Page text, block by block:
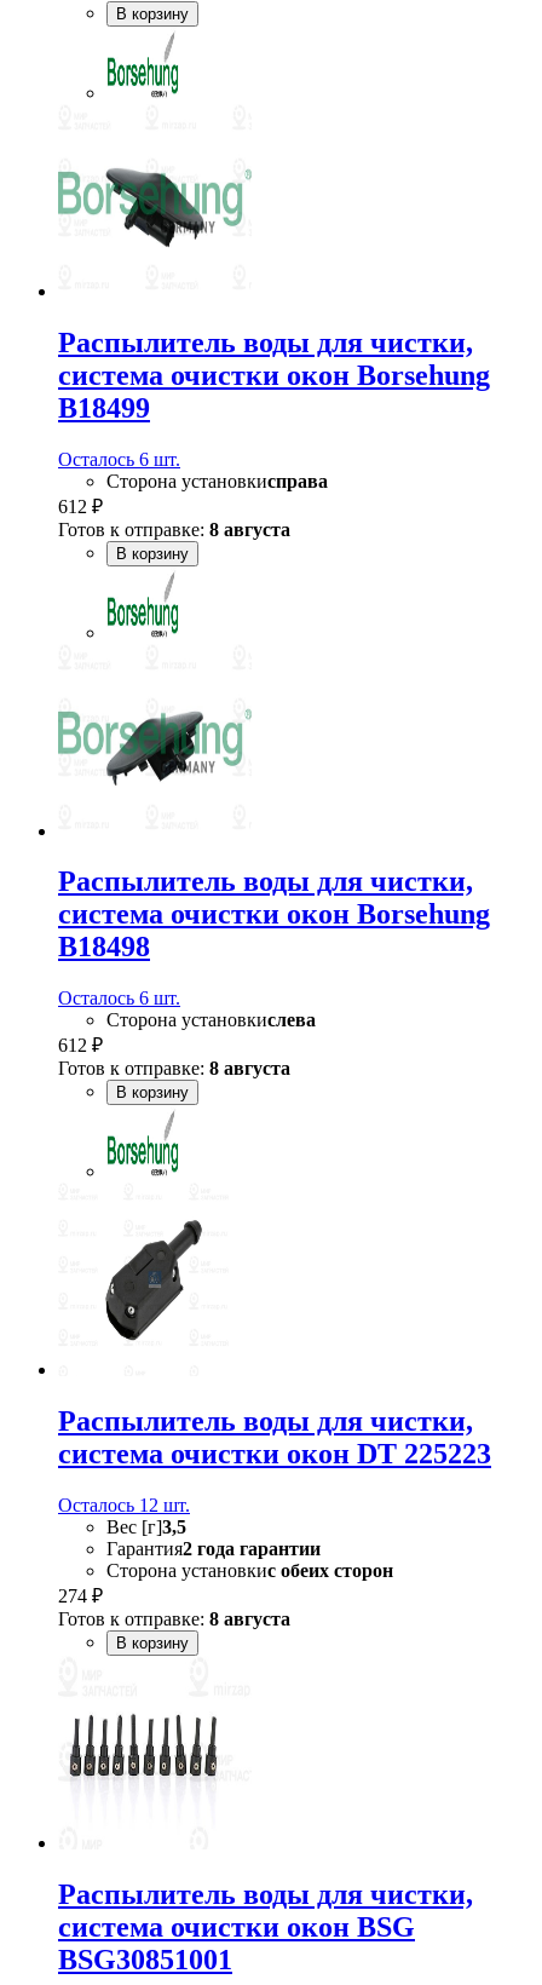
В корзину
Распылитель воды для чистки,
система очистки окон Borsehung
B18499
Осталось 6 шт.
Сторона установкисправа
612 ₽
Готов к отправке: 8 августа
В корзину
Распылитель воды для чистки,
система очистки окон Borsehung
B18498
Осталось 6 шт.
Сторона установкислева
612 ₽
Готов к отправке: 8 августа
В корзину
Распылитель воды для чистки,
система очистки окон DT 225223
Осталось 12 шт.
Вес [г]3,5
Гарантия2 года гарантии
Сторона установкис обеих сторон
274 ₽
Готов к отправке: 8 августа
В корзину
Распылитель воды для чистки,
система очистки окон BSG
BSG30851001